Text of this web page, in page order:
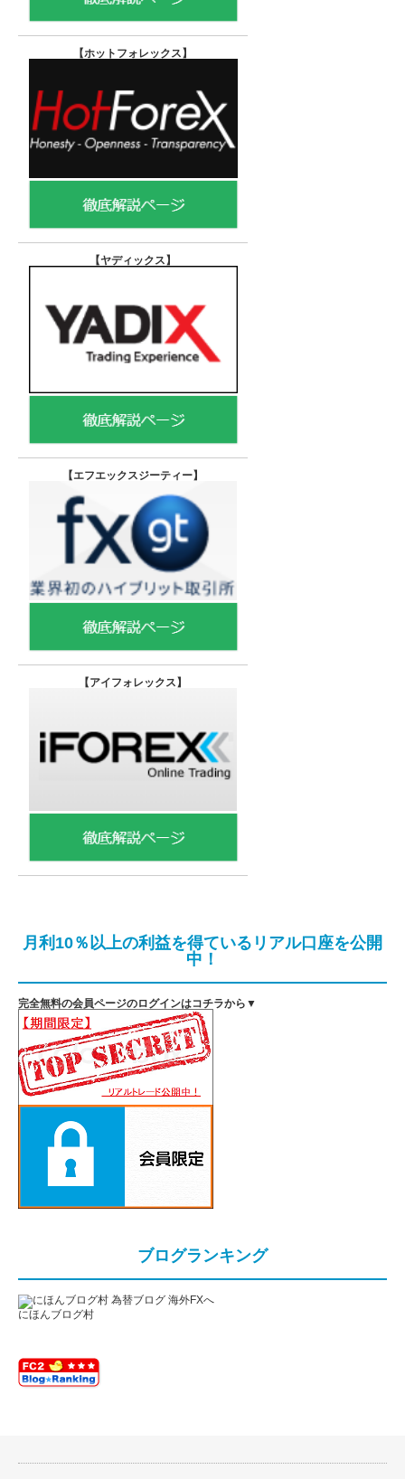
【ホットフォレックス 】
【ヤディックス 】
【エフエックスジーティー】
【アイフォレックス】
月利10％以上の利益を得ているリアル口座を公開
中！
完全無料の会員ページのログインはコチラから▼
ブログランキング
にほんブログ村